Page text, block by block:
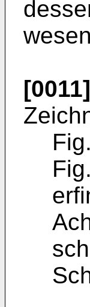
[0011]